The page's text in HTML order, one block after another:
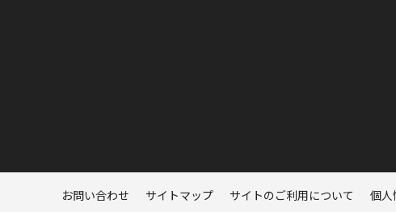
お問い合わせ サイトマップ サイトのご利用について 個人